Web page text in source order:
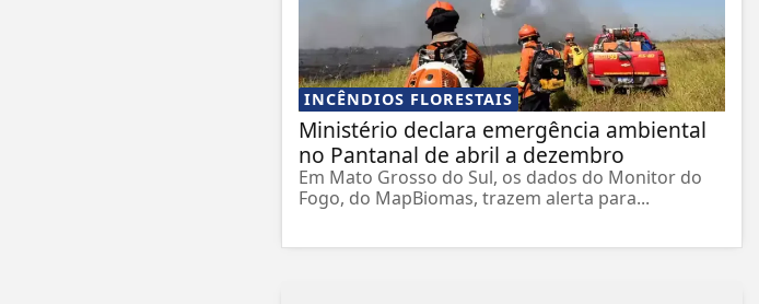
INCÊNDIOS FLORESTAIS
Ministério declara emergência ambiental
no Pantanal de abril a dezembro
Em Mato Grosso do Sul, os dados do Monitor do
Fogo, do MapBiomas, trazem alerta para...